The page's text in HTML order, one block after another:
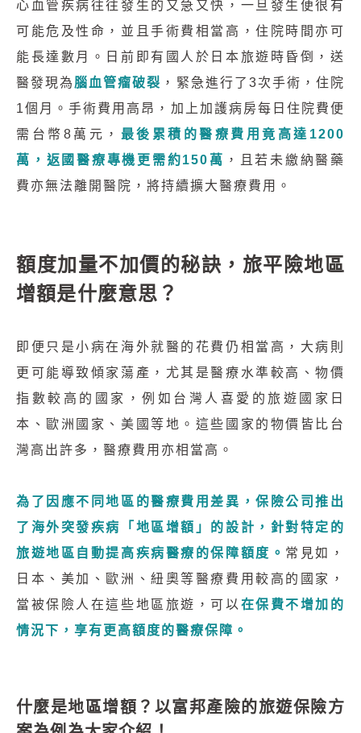
心血管疾病往往發生的又急又快，一旦發生便很有
可能危及性命，並且手術費相當高，住院時間亦可
能長達數月。日前即有國人於日本旅遊時昏倒，送
醫發現為 腦血管瘤破裂 ，緊急進行了3次手術，住院
1個月。手術費用高昂，加上加護病房每日住院費便
需台幣8萬元， 最後累積的醫療費用竟高達1200
萬，返國醫療專機更需約150萬 ，且若未繳納醫藥
費亦無法離開醫院，將持續擴大醫療費用。
額度加量不加價的秘訣，旅平險地區
增額是什麼意思？
即便只是小病在海外就醫的花費仍相當高，大病則
更可能導致傾家蕩產，尤其是醫療水準較高、物價
指數較高的國家，例如台灣人喜愛的旅遊國家日
本、歐洲國家、美國等地。這些國家的物價皆比台
灣高出許多，醫療費用亦相當高。
為了因應不同地區的醫療費用差異，保險公司推出
了海外突發疾病「地區增額」的設計，針對特定的
旅遊地區自動提高疾病醫療的保障額度。 常見如，
日本、美加、歐洲、紐奧等醫療費用較高的國家，
當被保險人在這些地區旅遊，可以 在保費不增加的
情況下，享有更高額度的醫療保障。
什麼是地區增額？以富邦產險的旅遊保險方